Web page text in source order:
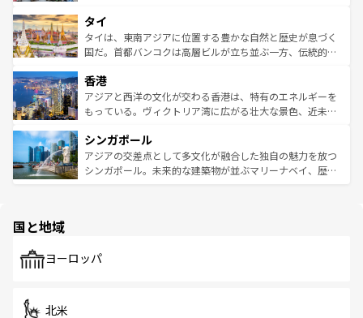
リティに包まれながら、韓国の多彩な魅力を心ゆくまで味
わってみてほしい。 なお、新着の韓国情報はコンテンツ一
覧を参照してほしい。
急速な発展と共に伝統が息づく。ハノイの古い町並みやホ
ーチミン市のフランス統治時代の建物も、独特の雰囲気を
醸し出している。また、バラエティの豊かさとおいしさで
とつ。フォーやバインミー、ベトナムコーヒーなどは、ぜ
ひ現地で味わいたい。どの地域を訪れてもあたたかい人々
が旅行者を迎えてくれるので、きっと忘れられない旅にな
参照してほしい。
タイ
タイは、東南アジアに位置する豊かな自然と歴史が息づく
国だ。首都バンコクは高層ビルが立ち並ぶ一方、伝統的な
の活気が交差している。北部ではチェンマイなどの山岳地
帯で自然と触れ合い、南部ではプーケットやクラビの美し
いビーチでリゾート気分を楽しむことができる。タイ料理
激する。気候は一年中温暖で、どの季節にも異なる楽しみ
が待っている。親しみやすいタイの人々、仏教を中心とし
た文化、そして多様な観光資源が、訪れる旅人を魅了し続
香港
アジアと西洋の文化が交わる香港は、特有のエネルギーを
もっている。ヴィクトリア湾に広がる壮大な景色、近未来
み、どこを訪れても感動するはず。観光スポットが密集し
ており、効率よく見どころを回れるのも魅力。息をのむよ
うな絶景から文化的な体験まで、香港を存分に楽しみ尽く
シンガポール
アジアの交差点として多文化が融合した独自の魅力を放つ
シンガポール。未来的な建築物が並ぶマリーナベイ、歴史
で、ホーカーズは地元の風情を楽しめる外せないスポット
国と地域
ヨーロッパ
北米